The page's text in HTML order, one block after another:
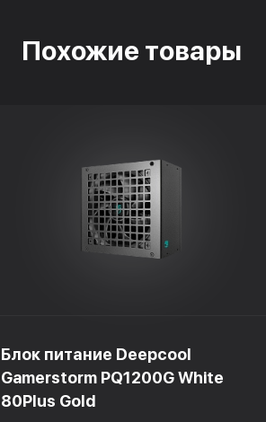
Похожие товары
Блок питание Deepcool
Gamerstorm PQ1200G White
80Plus Gold